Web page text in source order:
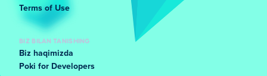
Terms of Use
BIZ BILAN TANISHING
Biz haqimizda
Poki for Developers